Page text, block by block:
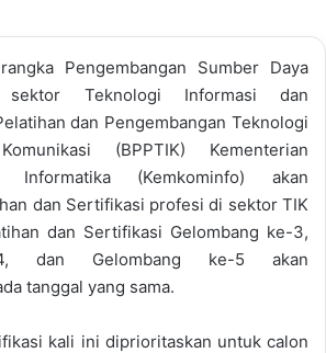
Pengembangan Sumber Daya
sektor Teknologi Informasi dan
dan Pengembangan Teknologi
(BPPTIK) Kementerian
Informatika (Kemkominfo) akan
dan Sertifikasi profesi di sektor TIK
dan Sertifikasi Gelombang ke-3,
4, dan Gelombang ke-5 akan
tanggal yang sama.
kali ini diprioritaskan untuk calon